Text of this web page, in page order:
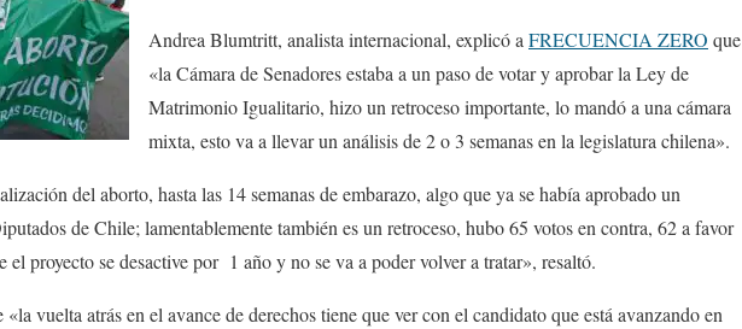
Andrea Blumtritt, analista internacional, explicó a FRECUENCIA ZERO que
«la Cámara de Senadores estaba a un paso de votar y aprobar la Ley de
Matrimonio Igualitario, hizo un retroceso importante, lo mandó a una cámara
mixta, esto va a llevar un análisis de 2 o 3 semanas en la legislatura chilena».
del aborto, hasta las 14 semanas de embarazo, algo que ya se había aprobado un
de Chile; lamentablemente también es un retroceso, hubo 65 votos en contra, 62 a favor
el proyecto se desactive por 1 año y no se va a poder volver a tratar», resaltó.
vuelta atrás en el avance de derechos tiene que ver con el candidato que está avanzando en